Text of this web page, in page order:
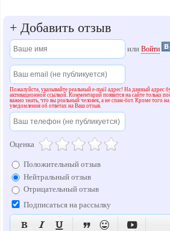
+ Добавить отзыв
илиВойти
Пожалуйста, указывайте реальный e-mail адрес! На данный адрес
активационной ссылкой. Комментарий появится на сайте только
важно знать, что вы реальный человек, а не спам-бот. Кроме того
уведомления об ответах на Ваш отзыв.
Оценка
Положительный отзыв
Нейтральный отзыв
Отрицательный отзыв
Подписаться на рассылку
     